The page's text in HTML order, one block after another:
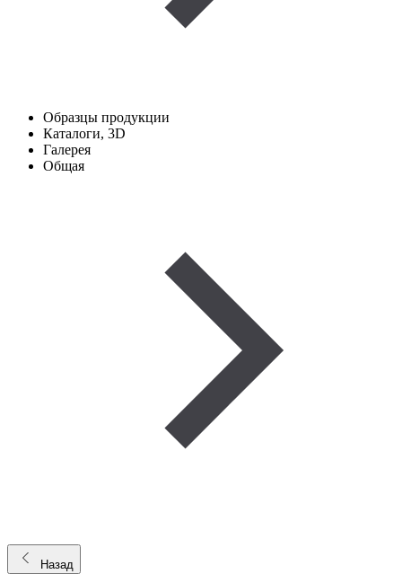
Образцы продукции
Каталоги, 3D
Галерея
Общая
Назад